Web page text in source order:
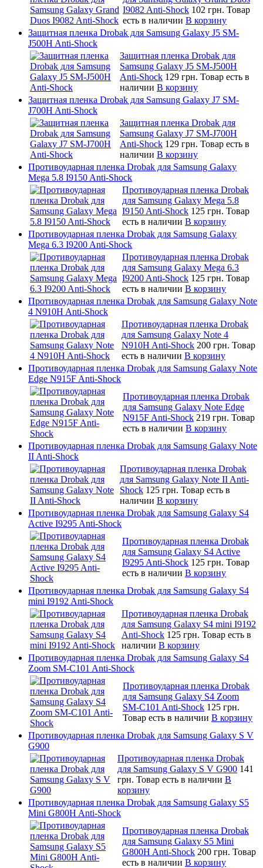
I9082 Anti-Shock 102 грн. Товар
есть в наличии В корзину
Защитная пленка Drobak для Samsung Galaxy J5 SM-
J500H Anti-Shock
Защитная пленка Drobak для
Samsung Galaxy J5 SM-J500H
Anti-Shock 129 грн. Товар есть в
наличии В корзину
Защитная пленка Drobak для Samsung Galaxy J7 SM-
J700H Anti-Shock
Защитная пленка Drobak для
Samsung Galaxy J7 SM-J700H
Anti-Shock 129 грн. Товар есть в
наличии В корзину
Противоударная пленка Drobak для Samsung Galaxy
Mega 5.8 I9150 Anti-Shock
Противоударная пленка Drobak
для Samsung Galaxy Mega 5.8
I9150 Anti-Shock 125 грн. Товар
есть в наличии В корзину
Противоударная пленка Drobak для Samsung Galaxy
Mega 6.3 I9200 Anti-Shock
Противоударная пленка Drobak
для Samsung Galaxy Mega 6.3
I9200 Anti-Shock 125 грн. Товар
есть в наличии В корзину
Противоударная пленка Drobak для Samsung Galaxy Note
4 N910H Anti-Shock
Противоударная пленка Drobak
для Samsung Galaxy Note 4
N910H Anti-Shock 200 грн. Товар
есть в наличии В корзину
Противоударная пленка Drobak для Samsung Galaxy Note
Edge N915F Anti-Shock
Противоударная пленка Drobak
для Samsung Galaxy Note Edge
N915F Anti-Shock 219 грн. Товар
есть в наличии В корзину
Противоударная пленка Drobak для Samsung Galaxy Note
II Anti-Shock
Противоударная пленка Drobak
для Samsung Galaxy Note II Anti-
Shock 125 грн. Товар есть в
наличии В корзину
Противоударная пленка Drobak для Samsung Galaxy S4
Active I9295 Anti-Shock
Противоударная пленка Drobak
для Samsung Galaxy S4 Active
I9295 Anti-Shock 125 грн. Товар
есть в наличии В корзину
Противоударная пленка Drobak для Samsung Galaxy S4
mini I9192 Anti-Shock
Противоударная пленка Drobak
для Samsung Galaxy S4 mini I9192
Anti-Shock 125 грн. Товар есть в
наличии В корзину
Противоударная пленка Drobak для Samsung Galaxy S4
Zoom SM-C101 Anti-Shock
Противоударная пленка Drobak
для Samsung Galaxy S4 Zoom
SM-C101 Anti-Shock 125 грн.
Товар есть в наличии В корзину
Противоударная пленка Drobak для Samsung Galaxy S V
G900
Противоударная пленка Drobak
для Samsung Galaxy S V G900 141
грн. Товар есть в наличии В
корзину
Противоударная пленка Drobak для Samsung Galaxy S5
Mini G800H Anti-Shock
Противоударная пленка Drobak
для Samsung Galaxy S5 Mini
G800H Anti-Shock 200 грн. Товар
есть в наличии В корзину